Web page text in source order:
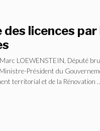
licences par
LOEWENSTEIN, Député
Président du
territorial et de la Rénovation …